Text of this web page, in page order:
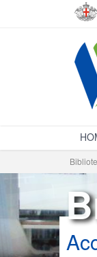
Salta al contenuto